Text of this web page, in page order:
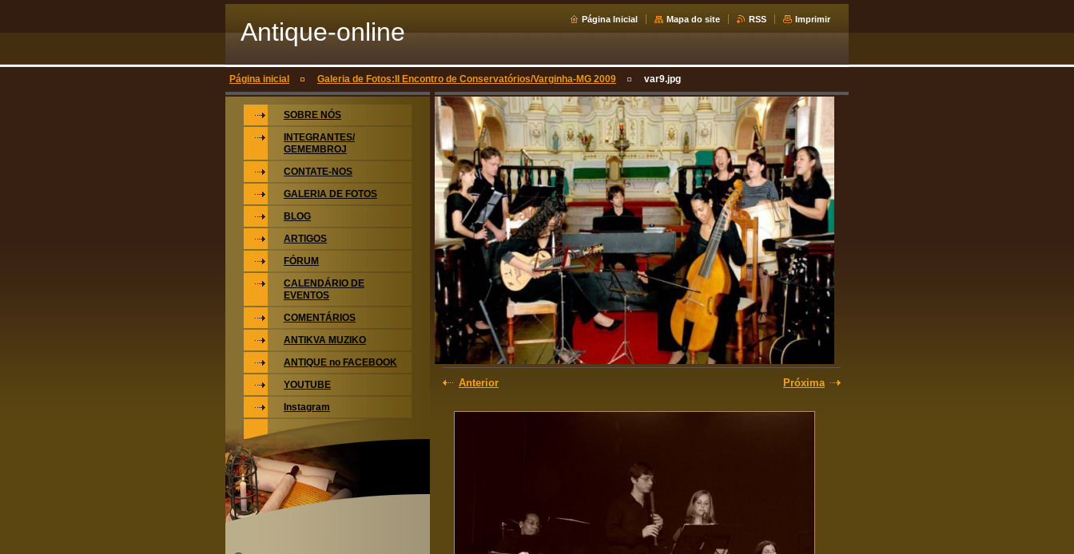
Antique-online Página Inicial Mapa do site RSS Imprimir
Página inicial Galeria de Fotos:II Encontro de Conservatórios/Varginha-MG 2009 var9.jpg
Anterior Próxima
SOBRE NÓS
INTEGRANTES/
GEMEMBROJ
CONTATE-NOS
GALERIA DE FOTOS
BLOG
ARTIGOS
FÓRUM
CALENDÁRIO DE
EVENTOS
COMENTÁRIOS
ANTIKVA MUZIKO
ANTIQUE no FACEBOOK
YOUTUBE
Instagram